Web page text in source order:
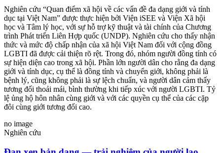
Nghiên cứu “Quan điểm xã hội về các vấn đề đa dạng giới và tính
dục tại Việt Nam” được thực hiện bởi Viện iSEE và Viện Xã hội
học và Tâm lý học, với sự hỗ trợ kỹ thuật và tài chính của Chương
trình Phát triển Liên Hợp quốc (UNDP). Nghiên cứu cho thấy nhận
thức và mức độ chấp nhận của xã hội Việt Nam đối với cộng đồng
LGBTI đã được cải thiện rõ rệt. Trong đó, nhóm người đồng tính có
sự hiện diện cao trong xã hội. Phần lớn người dân cho rằng đa dạng
giới và tính dục, cụ thể là đồng tính và chuyển giới, không phải là
bệnh lý, cũng không phải là sự lệch chuẩn, và người dân cảm thấy
tương đối thoải mái, bình thường khi tiếp xúc với người LGBTI. Tỷ
lệ ủng hộ hôn nhân cùng giới và với các quyền cụ thể của các cặp
đôi cùng giới tương đối cao.
no image
Nghiên cứu